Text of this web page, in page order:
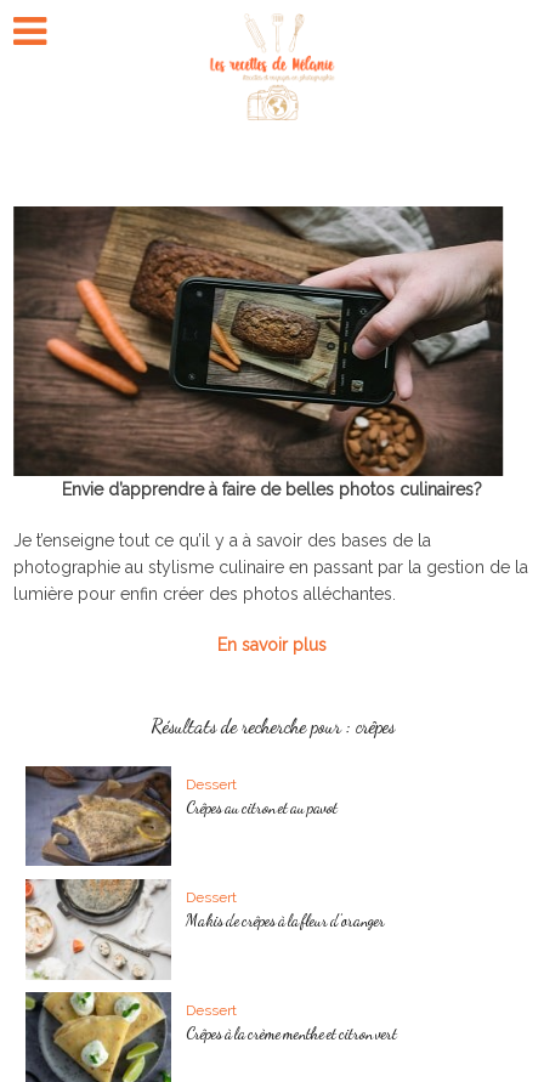
Envie d’apprendre à faire de belles photos culinaires?
Je t’enseigne tout ce qu’il y a à savoir des bases de la
photographie au stylisme culinaire en passant par la gestion de la
lumière pour enfin créer des photos alléchantes.
En savoir plus
Résultats de recherche pour : crêpes
Dessert
Crêpes au citron et au pavot
Dessert
Makis de crêpes à la fleur d’oranger
Dessert
Crêpes à la crème menthe et citron vert